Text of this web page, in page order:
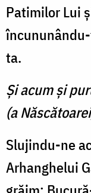
Patimilor Lui
ta.
Şi acum şi
(a
Slujindu-ne
Arhanghelui